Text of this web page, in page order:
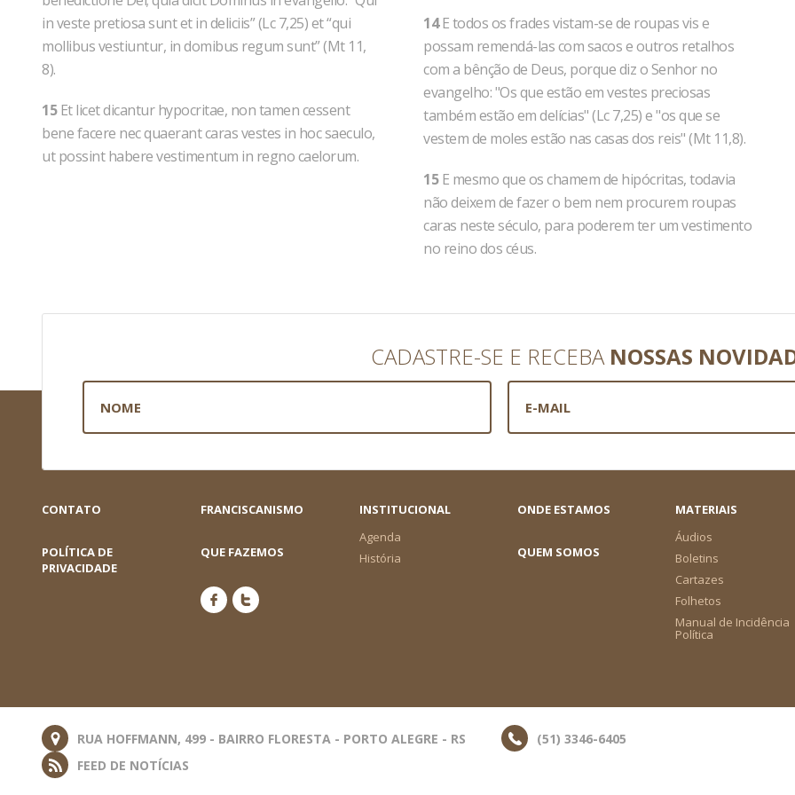
in veste pretiosa sunt et in deliciis” (Lc 7,25) et “qui
mollibus vestiuntur, in domibus regum sunt” (Mt 11,
8).
15Et licet dicantur hypocritae, non tamen cessent
bene facere nec quaerant caras vestes in hoc saeculo,
ut possint habere vestimentum in regno caelorum.
14E todos os frades vistam-se de roupas vis e
possam remendá-las com sacos e outros retalhos
com a bênção de Deus, porque diz o Senhor no
evangelho: "Os que estão em vestes preciosas
também estão em delícias" (Lc 7,25) e "os que se
vestem de moles estão nas casas dos reis" (Mt 11,8).
15E mesmo que os chamem de hipócritas, todavia
não deixem de fazer o bem nem procurem roupas
caras neste século, para poderem ter um vestimento
no reino dos céus.
CADASTRE-SE E RECEBA NOSSAS
CONTATO FRANCISCANISMO
INSTITUCIONAL
Agenda
História
ONDE ESTAMOS
MATERIAIS
Áudios
Boletins
Cartazes
Folhetos
Manual de Incidência
Política
POLÍTICA DE
PRIVACIDADE
QUE FAZEMOS QUEM SOMOS
RUA HOFFMANN, 499 - BAIRRO FLORESTA - PORTO ALEGRE - RS
(51) 3346-6405
FEED DE NOTÍCIAS